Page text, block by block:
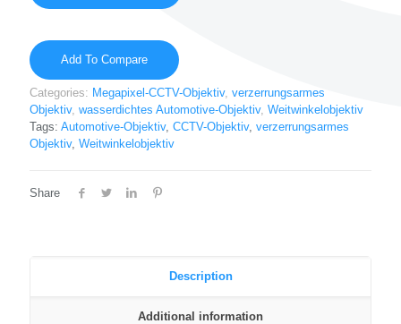
Add To Compare
Categories: Megapixel-CCTV-Objektiv, verzerrungsarmes
Objektiv, wasserdichtes Automotive-Objektiv, Weitwinkelobjektiv
Tags: Automotive-Objektiv, CCTV-Objektiv, verzerrungsarmes
Objektiv, Weitwinkelobjektiv
Share
Description
Additional information